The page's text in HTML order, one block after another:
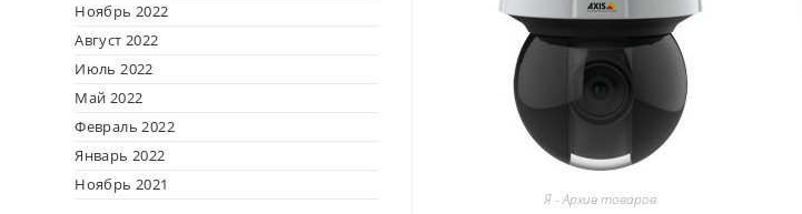
Я - Архив товаров
Ноябрь 2022
Август 2022
Июль 2022
Май 2022
Февраль 2022
Январь 2022
Ноябрь 2021